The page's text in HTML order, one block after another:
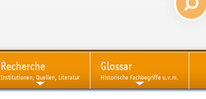
Recherche
Institutionen, Quellen, Literatur
Glossar
Historische Fachbegriffe u.v.m.